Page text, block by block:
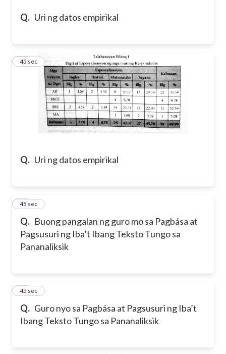
Q. Uri ng datos empirikal
Q. Uri ng datos empirikal
48
45 sec
Q. Buong pangalan ng guro mo sa Pagbása at
Pagsusuri ng Iba’t Ibang Teksto Tungo sa
Pananaliksik
49
45 sec
Q. Guro nyo sa Pagbása at Pagsusuri ng Iba’t
Ibang Teksto Tungo sa Pananaliksik
50
45 sec